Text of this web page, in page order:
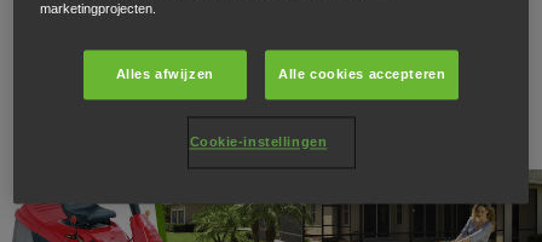
Zitmaaiers
marketingprojecten.
Alles afwijzen Alle cookies accepteren
Cookie-instellingen